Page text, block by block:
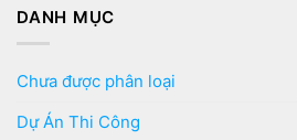
DANH MỤC
Chưa được phân loại
Dự Án Thi Công